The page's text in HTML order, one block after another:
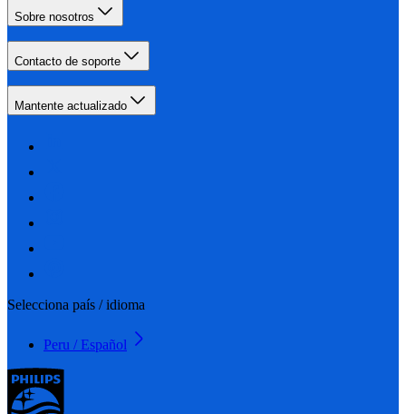
Sobre nosotros
Contacto de soporte
Mantente actualizado
Selecciona país / idioma
Peru / Español